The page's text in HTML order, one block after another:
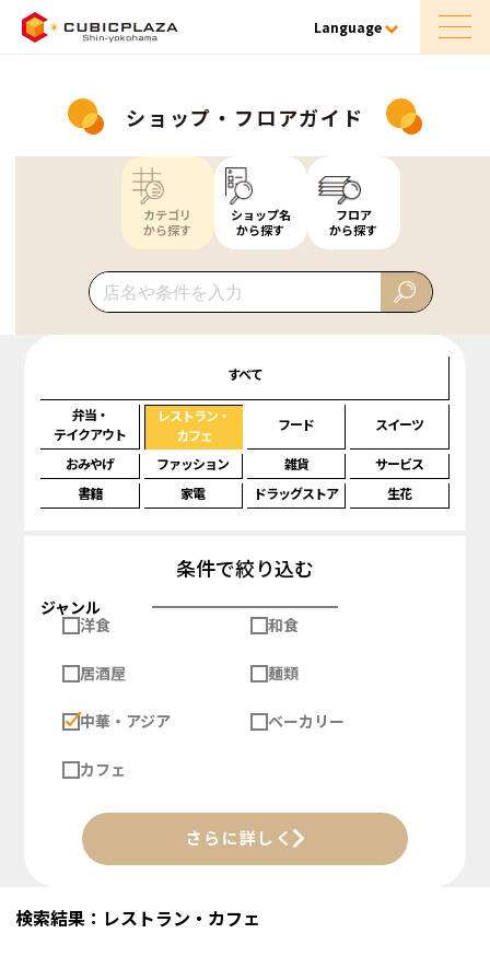
Language
ショップ・フロアガイド
カテゴリ
から探す
ショップ名
から探す
フロア
から探す
すべて
弁当・
テイクアウト
レストラン・
カフェ
フード スイーツ
おみやげ ファッション 雑貨
サービス
書籍
家電 ドラッグストア 生花
条件で絞り込む
ジャンル
洋食
和食
居酒屋 麺類
中華・アジア ベーカリー
カフェ
さらに詳しく
検索結果：レストラン・カフェ